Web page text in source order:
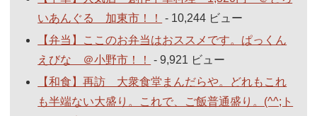
いあんぐる 加東市！！
- 10,244 ビュー
【弁当】ここのお弁当はおススメです。ぱっくん
えびな ＠小野市！！
- 9,921 ビュー
【和食】再訪 大衆食堂まんだらや。どれもこれ
も半端ない大盛り。これで、ご飯普通盛り。(^^;ト